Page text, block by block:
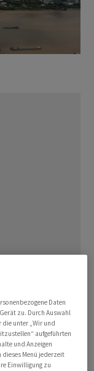
von 52,2
‌Wert übertraf
und blieb den
Daten
zu. Durch Auswahl
die unter „Wir und
aufgeführten
und Anzeigen
dieses Menü jederzeit
Einwilligung zu